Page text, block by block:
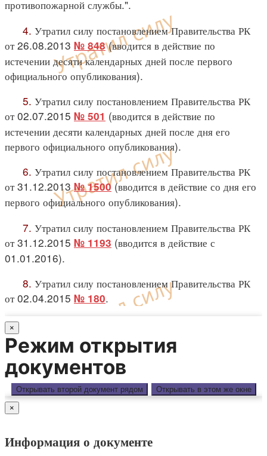
противопожарной службы.".
4. Утратил силу постановлением Правительства РК
от 26.08.2013 № 848(вводится в действие по
истечении десяти календарных дней после первого
официального опубликования).
5. Утратил силу постановлением Правительства РК
от 02.07.2015 № 501 (вводится в действие по
истечении десяти календарных дней после дня его
первого официального опубликования).
6. Утратил силу постановлением Правительства РК
от 31.12.2013№ 1500(вводится в действие со дня его
первого официального опубликования).
7. Утратил силу постановлением Правительства РК
от 31.12.2015 № 1193 (вводится в действие с
01.01.2016).
8. Утратил силу постановлением Правительства РК
от 02.04.2015 № 180.
×
Режим открытия
документов
Открывать второй документ рядом Открывать в этом же окне
×
Информация о документе